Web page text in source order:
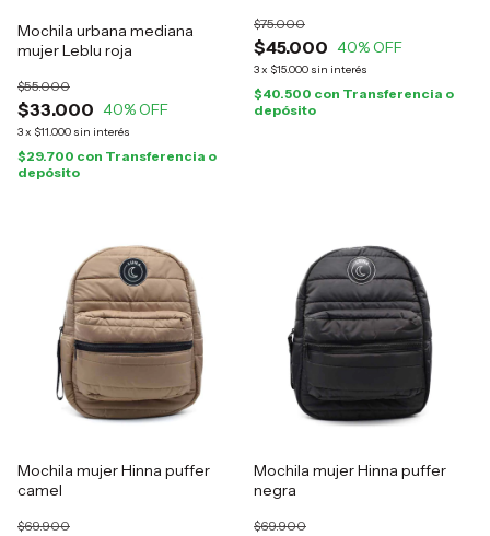
Mochila urbana mediana
mujer Leblu roja
$33.000
$55.000
40% OFF
3x $11.000 sin interés
$29.700 con Transferencia o
depósito
$45.000
$75.000
40% OFF
3x $15.000 sin interés
$40.500 con Transferencia o
depósito
Mochila mujer Hinna puffer
camel
$69.900
Mochila mujer Hinna puffer
negra
$69.900